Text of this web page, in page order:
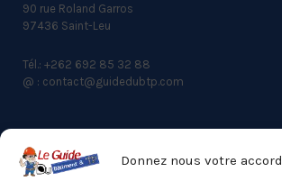
Donnez nous votre accord
90 rue Roland Garros
97436 Saint-Leu
Tél.: +262 692 85 32 88
@ : contact@guidedubtp.com
ACCES RAPIDE